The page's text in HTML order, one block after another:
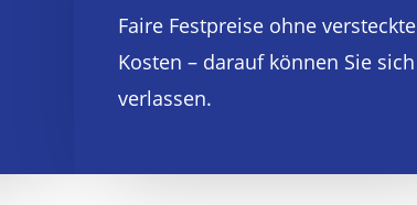
Faire Festpreise ohne versteckte
Kosten – darauf können Sie sich
verlassen.